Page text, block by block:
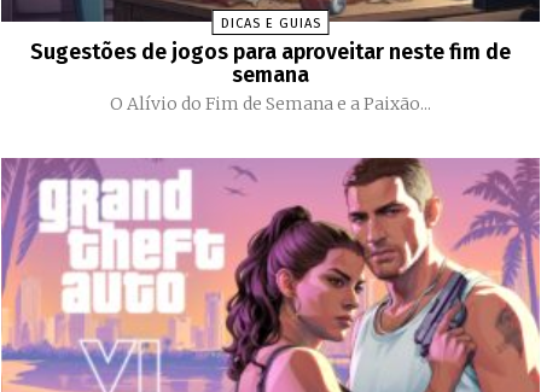
DICAS E GUIAS
Sugestões de jogos para aproveitar neste fim de
semana
O Alívio do Fim de Semana e a Paixão...